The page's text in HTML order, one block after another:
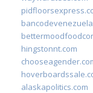
hingstonnt.com
alaskapolitics.com